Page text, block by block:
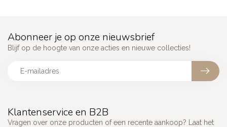
Klantenservice en B2B
Vragen over onze producten of een recente aankoop? Laat het
Abonneer je op onze nieuwsbrief
Blijf op de hoogte van onze acties en nieuwe collecties!